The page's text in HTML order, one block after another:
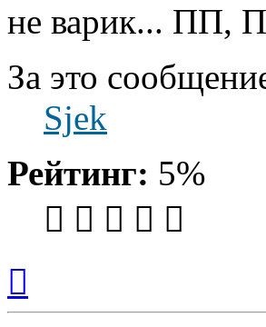
не варик... ПП,
За это
Sjek
Рейтинг: 5%
началу